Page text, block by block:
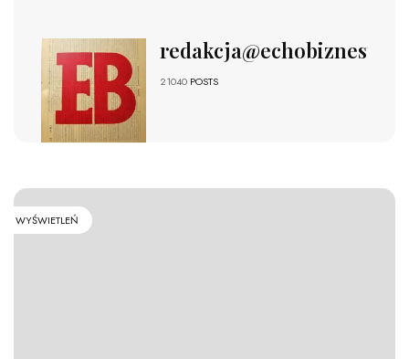
redakcja@echobiznesu.pl
21040 POSTS
WYŚWIETLEŃ